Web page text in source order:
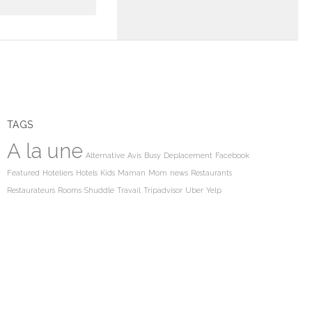
TAGS
A la une Alternative Avis Busy Deplacement Facebook
Featured Hoteliers Hotels Kids Maman Mom news Restaurants
Restaurateurs Rooms Shuddle Travail Tripadvisor Uber Yelp